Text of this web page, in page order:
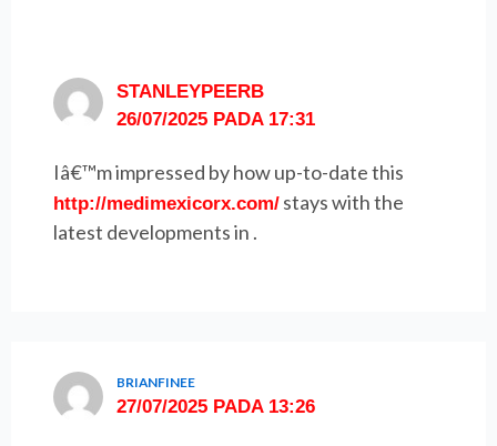
STANLEYPEERB
26/07/2025 PADA 17:31
Iâ€™m impressed by how up-to-date this
http://medimexicorx.com/ stays with the
latest developments in .
BRIANFINEE
27/07/2025 PADA 13:26